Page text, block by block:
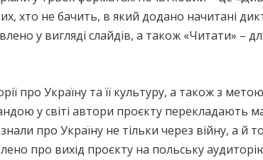
хто не бачить, в який додано начитані
у вигляді слайдів, а також «Читати» –
про Україну та її культуру, а також з метою
у світі автори проєкту
про Україну не тільки через війну, а й
про вихід проєкту на польську